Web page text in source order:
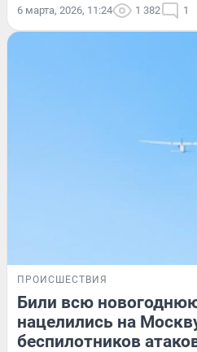
6 марта, 2026, 11:24 1 382 1
ПРОИСШЕСТВИЯ
Били всю
нацелились на
беспилотников